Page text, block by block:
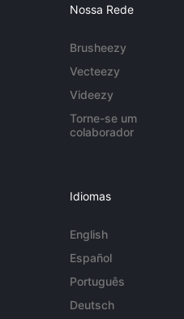
Nossa Rede
Brusheezy
Vecteezy
Videezy
Torne-se um
colaborador
Idiomas
English
Español
Português
Deutsch